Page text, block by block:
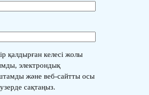
қалдырған келесі жолы
электрондық
және веб-сайтты осы
сақтаңыз.